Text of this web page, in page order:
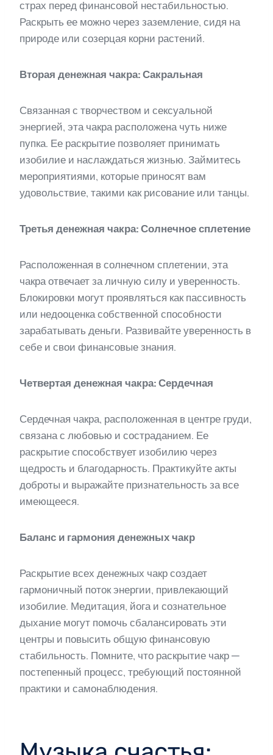
страх перед финансовой нестабильностью.
Раскрыть ее можно через заземление, сидя на
природе или созерцая корни растений.
Вторая денежная чакра: Сакральная
Связанная с творчеством и сексуальной
энергией, эта чакра расположена чуть ниже
пупка. Ее раскрытие позволяет принимать
изобилие и наслаждаться жизнью. Займитесь
мероприятиями, которые приносят вам
удовольствие, такими как рисование или танцы.
Третья денежная чакра: Солнечное сплетение
Расположенная в солнечном сплетении, эта
чакра отвечает за личную силу и уверенность.
Блокировки могут проявляться как пассивность
или недооценка собственной способности
зарабатывать деньги. Развивайте уверенность в
себе и свои финансовые знания.
Четвертая денежная чакра: Сердечная
Сердечная чакра, расположенная в центре груди,
связана с любовью и состраданием. Ее
раскрытие способствует изобилию через
щедрость и благодарность. Практикуйте акты
доброты и выражайте признательность за все
имеющееся.
Баланс и гармония денежных чакр
Раскрытие всех денежных чакр создает
гармоничный поток энергии, привлекающий
изобилие. Медитация, йога и сознательное
дыхание могут помочь сбалансировать эти
центры и повысить общую финансовую
стабильность. Помните, что раскрытие чакр —
постепенный процесс, требующий постоянной
практики и самонаблюдения.